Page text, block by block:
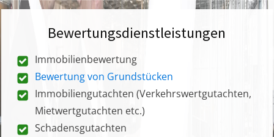
Bewertungsdienstleistungen
Immobilienbewertung
Bewertung von Grundstücken
Immobiliengutachten (Verkehrswertgutachten,
Mietwertgutachten etc.)
Schadensgutachten